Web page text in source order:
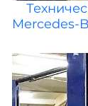
Mercedes-